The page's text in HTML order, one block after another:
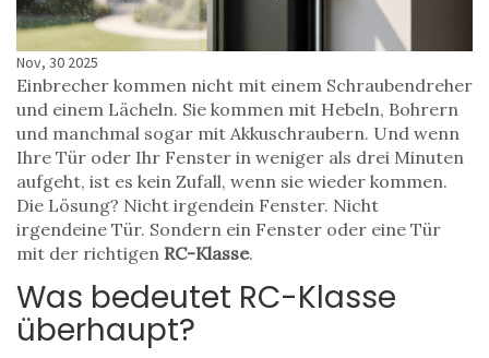
Nov, 30 2025
Einbrecher kommen nicht mit einem Schraubendreher
und einem Lächeln. Sie kommen mit Hebeln, Bohrern
und manchmal sogar mit Akkuschraubern. Und wenn
Ihre Tür oder Ihr Fenster in weniger als drei Minuten
aufgeht, ist es kein Zufall, wenn sie wieder kommen.
Die Lösung? Nicht irgendein Fenster. Nicht
irgendeine Tür. Sondern ein Fenster oder eine Tür
mit der richtigen RC-Klasse.
Was bedeutet RC-Klasse
überhaupt?